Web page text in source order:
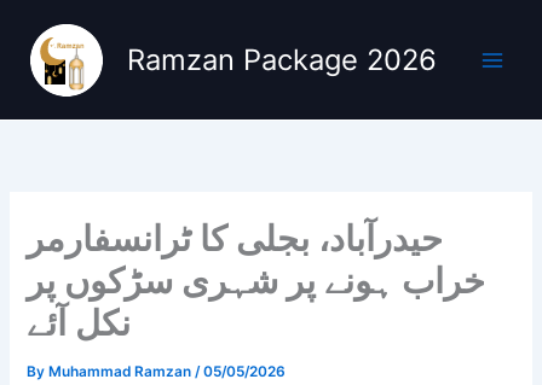
content
Ramzan Package 2026
حیدرآباد، بجلی کا ٹرانسفارمر
خراب ہونے پر شہری سڑکوں پر
نکل آئے
By Muhammad Ramzan/05/05/2026